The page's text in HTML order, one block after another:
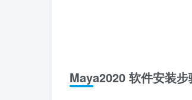
Maya2020 软件安装